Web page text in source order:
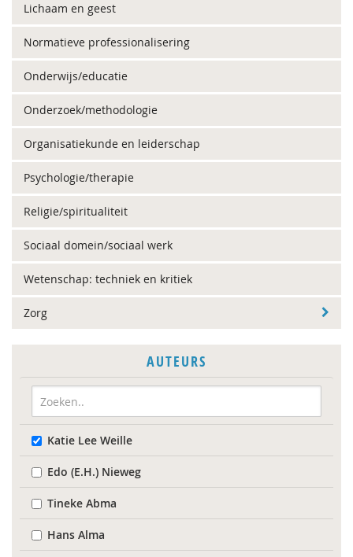
Lichaam en geest
Normatieve professionalisering
Onderwijs/educatie
Onderzoek/methodologie
Organisatiekunde en leiderschap
Psychologie/therapie
Religie/spiritualiteit
Sociaal domein/sociaal werk
Wetenschap: techniek en kritiek
Zorg
AUTEURS
Katie Lee Weille
Edo (E.H.) Nieweg
Tineke Abma
Hans Alma